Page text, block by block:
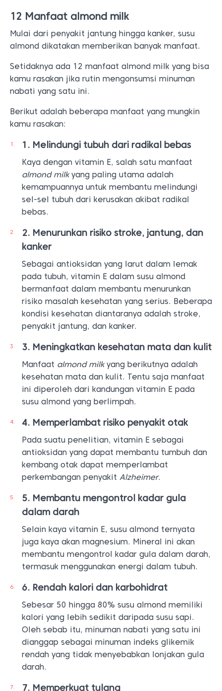
12 Manfaat almond milk
Mulai dari penyakit jantung hingga kanker, susu
almond dikatakan memberikan banyak manfaat.
Setidaknya ada 12 manfaat almond milk yang bisa
kamu rasakan jika rutin mengonsumsi minuman
nabati yang satu ini.
Berikut adalah beberapa manfaat yang mungkin
kamu rasakan:
Melindungi tubuh dari radikal bebas
Kaya dengan vitamin E, salah satu manfaat
almond milkyang paling utama adalah
kemampuannya untuk membantu melindungi
sel-sel tubuh dari kerusakan akibat radikal
bebas.
Menurunkan risiko stroke, jantung, dan
kanker
Sebagai antioksidan yang larut dalam lemak
pada tubuh, vitamin E dalam susu almond
bermanfaat dalam membantu menurunkan
risiko masalah kesehatan yang serius. Beberapa
kondisi kesehatan diantaranya adalah stroke,
penyakit jantung, dan kanker.
Meningkatkan kesehatan mata dan kulit
Manfaat almond milkyang berikutnya adalah
kesehatan mata dan kulit. Tentu saja manfaat
ini diperoleh dari kandungan vitamin E pada
susu almond yang berlimpah.
Memperlambat risiko penyakit otak
Pada suatu penelitian, vitamin E sebagai
antioksidan yang dapat membantu tumbuh dan
kembang otak dapat memperlambat
perkembangan penyakit Alzheimer.
Membantu mengontrol kadar gula
dalam darah
Selain kaya vitamin E, susu almond ternyata
juga kaya akan magnesium. Mineral ini akan
membantu mengontrol kadar gula dalam darah,
termasuk menggunakan energi dalam tubuh.
Rendah kalori dan karbohidrat
Sebesar 50 hingga 80% susu almond memiliki
kalori yang lebih sedikit daripada susu sapi.
Oleh sebab itu, minuman nabati yang satu ini
dianggap sebagai minuman indeks glikemik
rendah yang tidak menyebabkan lonjakan gula
darah.
Memperkuat tulang